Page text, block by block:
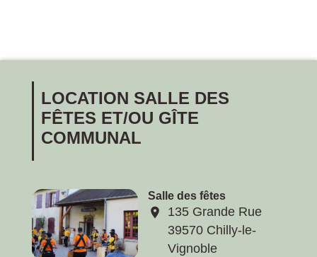
LOCATION SALLE DES
FÊTES ET/OU GÎTE
COMMUNAL
Salle des fêtes
location_on
135 Grande Rue
39570 Chilly-le-
Vignoble